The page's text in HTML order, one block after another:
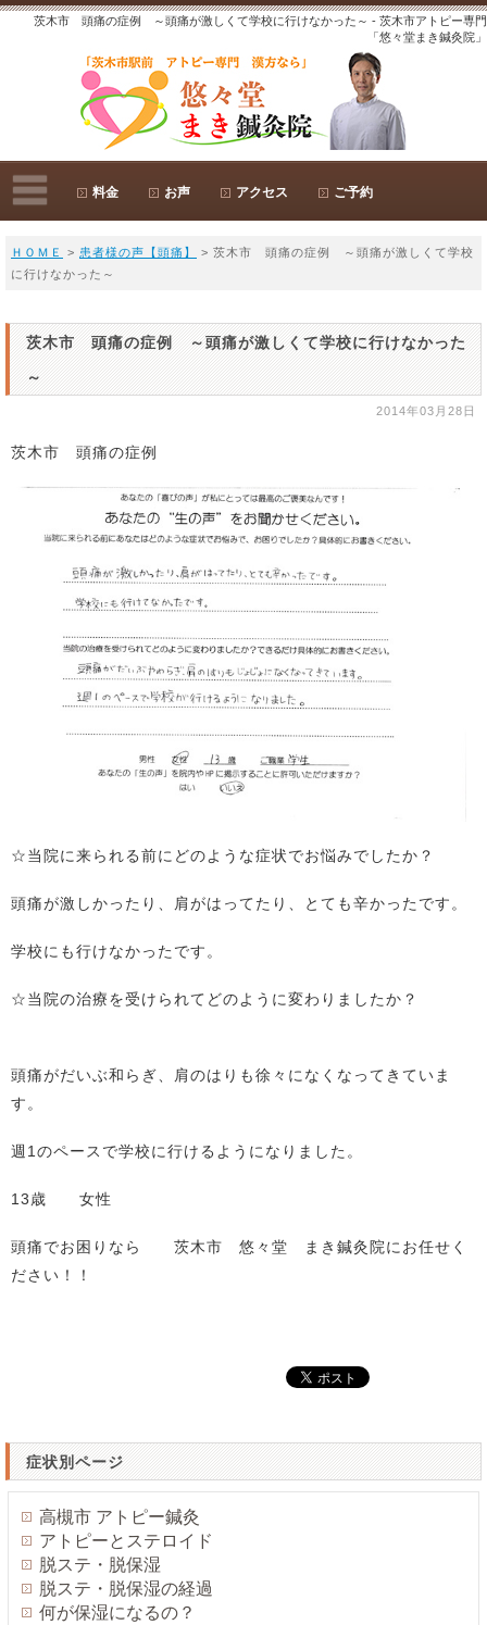
茨木市 頭痛の症例 ～頭痛が激しくて学校に行けなかった～ - 茨木市アトピー専門
「悠々堂まき鍼灸院」
料金 お声 アクセス ご予約
ＨＯＭＥ > 患者様の声【頭痛】
> 茨木市 頭痛の症例 ～頭痛が激しくて学校
に行けなかった～
茨木市 頭痛の症例 ～頭痛が激しくて学校に行けなかった
～
2014年03月28日
茨木市 頭痛の症例
☆当院に来られる前にどのような症状でお悩みでしたか？
頭痛が激しかったり、肩がはってたり、とても辛かったです。
学校にも行けなかったです。
☆当院の治療を受けられてどのように変わりましたか？
頭痛がだいぶ和らぎ、肩のはりも徐々になくなってきていま
す。
週1のペースで学校に行けるようになりました。
13歳 女性
頭痛でお困りなら 茨木市 悠々堂 まき鍼灸院にお任せく
ださい！！
症状別ページ
高槻市 アトピー鍼灸
アトピーとステロイド
脱ステ・脱保湿
脱ステ・脱保湿の経過
何が保湿になるの？